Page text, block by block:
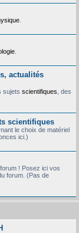
actualités
sujets scientifiques , des
scientifiques
le choix de matériel
ici.)
! Posez ici vos
forum. (Pas de